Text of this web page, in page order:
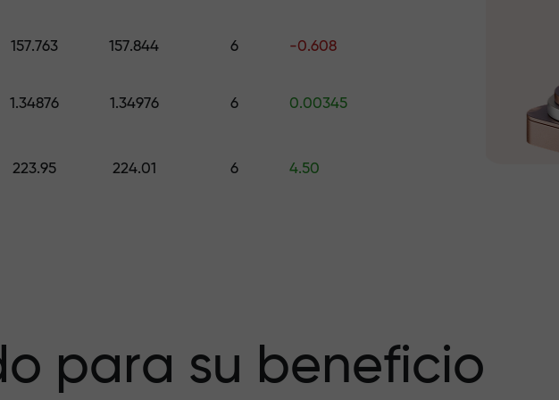
— garantizamos
X1000 — el
157.763 157.844 6 -0.608
1.34876 1.34976 6 0.00345
223.95 224.01 6 4.50
para su beneficio